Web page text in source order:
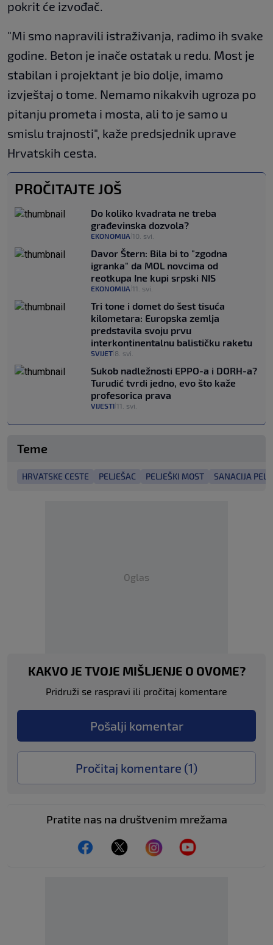
pokrit će izvođač.
"Mi smo napravili istraživanja, radimo ih svake
godine. Beton je inače ostatak u redu. Most je
stabilan i projektant je bio dolje, imamo
izvještaj o tome. Nemamo nikakvih ugroza po
pitanju prometa i mosta, ali to je samo u
smislu trajnosti", kaže predsjednik uprave
Hrvatskih cesta.
PROČITAJTE JOŠ
Do koliko kvadrata ne treba
građevinska dozvola?
EKONOMIJA 10. svi.
Davor Štern: Bila bi to "zgodna
igranka" da MOL novcima od
reotkupa Ine kupi srpski NIS
EKONOMIJA 11. svi.
Tri tone i domet do šest tisuća
kilometara: Europska zemlja
predstavila svoju prvu
interkontinentalnu balističku raketu
SVIJET 8. svi.
Sukob nadležnosti EPPO-a i DORH-a?
Turudić tvrdi jedno, evo što kaže
profesorica prava
VIJESTI 11. svi.
Teme
HRVATSKE CESTE PELJEŠAC PELJEŠKI MOST SANACIJA
Oglas
KAKVO JE TVOJE MIŠLJENJE O OVOME?
Pridruži se raspravi ili pročitaj komentare
Pošalji komentar
Pročitaj komentare (1)
Pratite nas na društvenim mrežama